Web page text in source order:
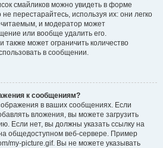
смайликов можно увидеть в форме
перестарайтесь, используя их: они легко
и модератор может
или вообще удалить его.
может ограничить количество
в сообщении.
к сообщениям?
в ваших сообщениях. Если
вложения, вы можете загрузить
Если нет, вы должны указать ссылку на
общедоступном веб-сервере. Пример
my-picture.gif. Вы не можете указывать